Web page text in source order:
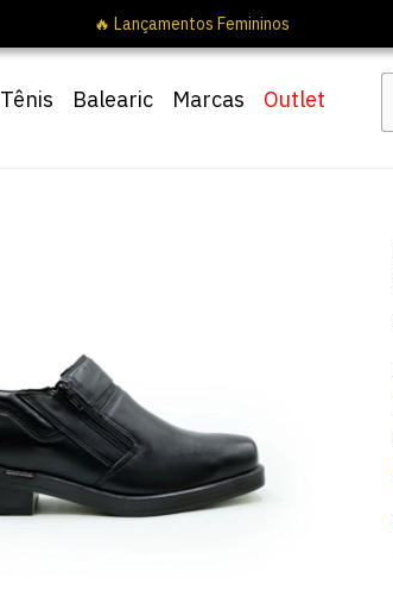
Tênis Balearic Marcas Outlet